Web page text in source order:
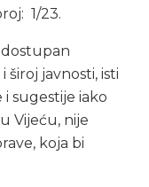
1/23.
široj javnosti, isti
sugestije iako
Vijeću, nije
koja bi